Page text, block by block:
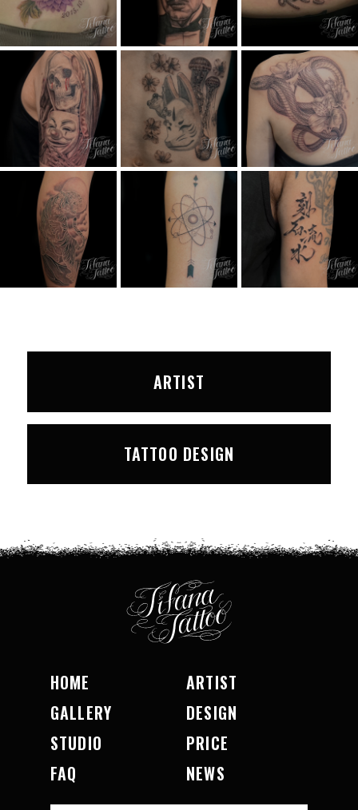
ARTIST
TATTOO DESIGN
HOME
ARTIST
GALLERY
DESIGN
STUDIO
PRICE
FAQ
NEWS